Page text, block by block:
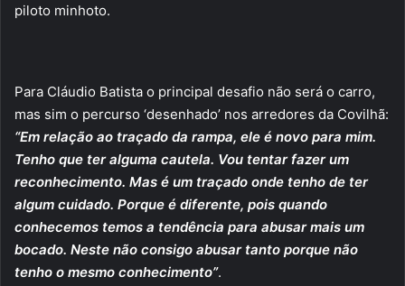
piloto minhoto.
Para Cláudio Batista o principal desafio não será o carro,
mas sim o percurso ‘desenhado’ nos arredores da Covilhã:
“Em relação ao traçado da rampa, ele é novo para mim.
Tenho que ter alguma cautela. Vou tentar fazer um
reconhecimento. Mas é um traçado onde tenho de ter
algum cuidado. Porque é diferente, pois quando
conhecemos temos a tendência para abusar mais um
bocado. Neste não consigo abusar tanto porque não
tenho o mesmo conhecimento”.